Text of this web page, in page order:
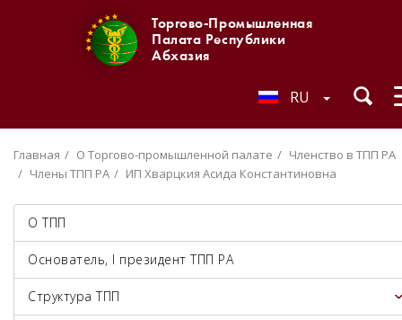
Торгово-Промышленная
Палата Республики
Абхазия
RU
Главная О Торгово-промышленной палате
Членство в ТПП РА
Члены ТПП РА
ИП Хварцкия Асида Константиновна
О ТПП
Основатель, I президент ТПП РА
Структура ТПП